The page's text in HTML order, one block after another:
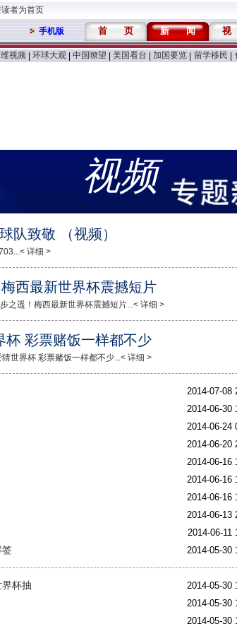
者为首页
手机版 首 页 新 闻 视
视频 环球大观 中国嘹望 美国看台 加国要览 留学移民
视频
队致敬 （视频）
详细 >
西最新世界杯震撼短片
之遥！梅西最新世界杯震撼短片...< 详细 >
杯 彩票赌饭一样都不少
世界杯 彩票赌饭一样都不少...< 详细 >
2014-07-08
2014-06-30
2014-06-24
2014-06-20
2014-06-16
2014-06-16
2014-06-16
2014-06-13
2014-06-11
签 2014-05-30
杯抽 2014-05-30
2014-05-30
2014-05-30